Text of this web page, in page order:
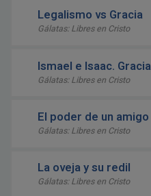
Legalismo vs Gracia
Gálatas: Libres en Cristo
Ismael e Isaac.
Gálatas: Libres en Cristo
El poder de un amigo
Gálatas: Libres en Cristo
La oveja y su redil
Gálatas: Libres en Cristo